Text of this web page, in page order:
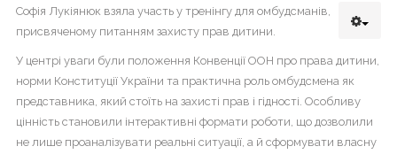
потрібно
лише
натиснути
на
нього.
Софія Лукіянюк взяла участь у тренінгу для омбудсманів,
присвяченому питанням захисту прав дитини.
У центрі уваги були положення Конвенції ООН про права дитини,
норми Конституції України та практична роль омбудсмена як
представника, який стоїть на захисті прав і гідності. Особливу
цінність становили інтерактивні формати роботи, що дозволили
не лише проаналізувати реальні ситуації, а й сформувати власну